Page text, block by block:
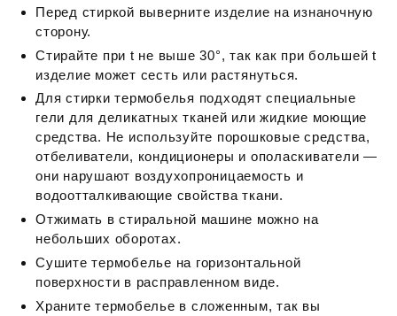
Перед стиркой выверните изделие на изнаночную
сторону.
Стирайте при t не выше 30°, так как при большей t
изделие может сесть или растянуться.
Для стирки термобелья подходят специальные
гели для деликатных тканей или жидкие моющие
средства. Не используйте порошковые средства,
отбеливатели, кондиционеры и ополаскиватели —
они нарушают воздухопроницаемость и
водоотталкивающие свойства ткани.
Отжимать в стиральной машине можно на
небольших оборотах.
Сушите термобелье на горизонтальной
поверхности в расправленном виде.
Храните термобелье в сложенным, так вы